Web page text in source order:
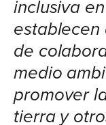
inclusiva
establecen
de
medio
promover
tierra y